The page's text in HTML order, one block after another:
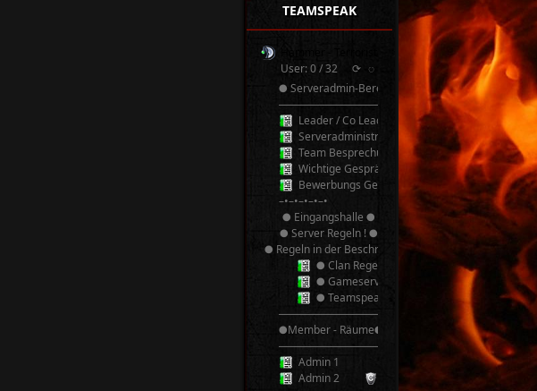
TEAMSPEAK
Hammer - Terroristen v2.0 TeamSpeak³
User: 0 / 32
⟳ ◌
● Serveradmin-Bereich ●
──────────
Leader / Co Leader
Serveradministrator
Team Besprechung
Wichtige Gespräche! Bitte nicht Stören!
Bewerbungs Gespräche
–•–•–•–•–•
● Eingangshalle ●
● Server Regeln ! ●
● Regeln in der Beschreibung ●
● Clan Regeln ●
● Gameserver Regeln ●
● Teamspeak 3 Regeln ●
──────────
●Member - Räume●
──────────
Admin 1
Admin 2